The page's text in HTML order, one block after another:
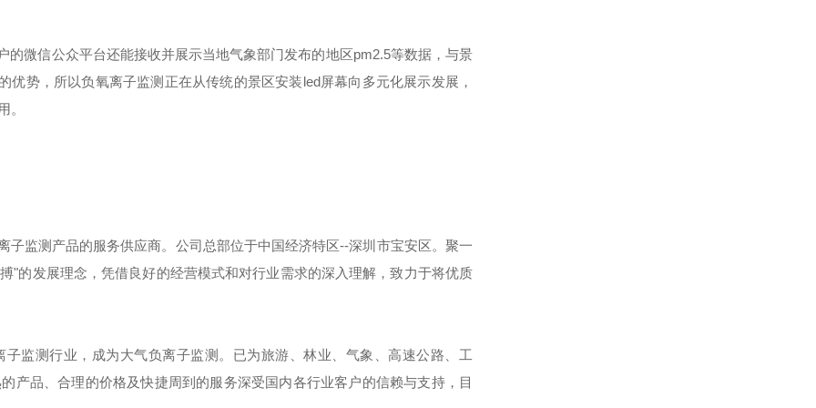
微信公众平台还能接收并展示当地气象部门发布的地区pm2.5等数据，与景
势，所以负氧离子监测正在从传统的景区安装led屏幕向多元化展示发展，
。
监测产品的服务供应商。公司总部位于中国经济特区--深圳市宝安区。聚一
"的发展理念，凭借良好的经营模式和对行业需求的深入理解，致力于将优质
监测行业，成为大气负离子监测。已为旅游、林业、气象、高速公路、工
产品、合理的价格及快捷周到的服务深受国内各行业客户的信赖与支持，目